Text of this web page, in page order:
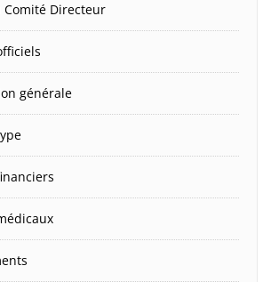
Comité Directeur
générale